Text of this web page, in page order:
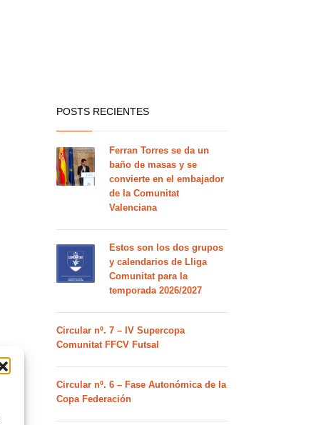
POSTS RECIENTES
Ferran Torres se da un
baño de masas y se
convierte en el embajador
de la Comunitat
Valenciana
Estos son los dos grupos
y calendarios de Lliga
Comunitat para la
temporada 2026/2027
Circular nº. 7 – IV Supercopa
Comunitat FFCV Futsal
Circular nº. 6 – Fase Autonómica de la
Copa Federación